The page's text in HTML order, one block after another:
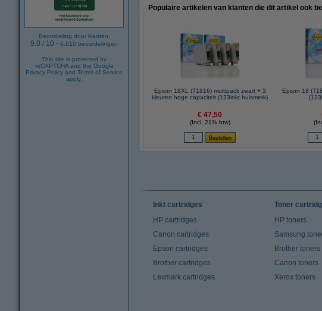
Beoordeling door klanten:
9.0 / 10 - 6.610 beoordelingen
This site is protected by
reCAPTCHA and the Google
Privacy Policy and Terms of Service
apply.
Populaire artikelen van klanten die dit artikel ook
Epson 18XL (T1816) multipack zwart + 3
kleuren hoge capaciteit (123inkt huismerk)
€ 47,50
(Incl. 21% btw)
Epson 18
Inkt cartridges
HP cartridges
Canon cartridges
Epson cartridges
Brother cartridges
Lexmark cartridges
Toner
HP toners
Samsung
Brother toners
Canon toners
Xerox toners